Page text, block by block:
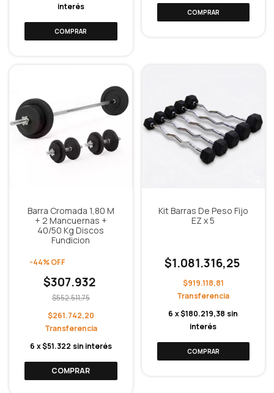
interés
Barra Cromada 1,80 M
+ 2 Mancuernas +
40/50 Kg Discos
Fundicion
-44%OFF
$307.932
$552.511,75
$261.742,20
6 x$51.322 sin interés
COMPRAR
Kit Barras De Peso Fijo
EZ x 5
$1.081.316,25
$919.118,81
6 x$180.219,38 sin
interés